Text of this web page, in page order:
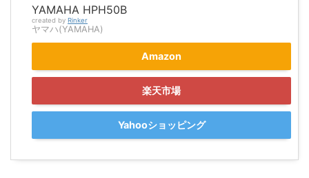
YAMAHA HPH50B
created by Rinker
ヤマハ(YAMAHA)
Amazon
楽天市場
Yahooショッピング